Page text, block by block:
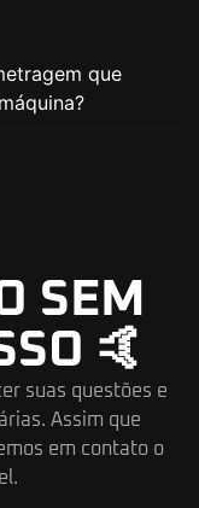
que
SEM
🤙
suas questões e
Assim que
em contato o